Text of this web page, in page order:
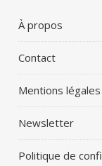
À propos
Contact
Mentions légales
Newsletter
Politique de